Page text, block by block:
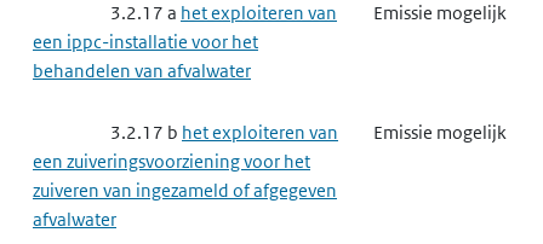
3.3.8Basischemie
een ippc-installatie voor het maken
van organisch-chemische producten
3.3.8 b
3.2.17 a het exploiteren van
een ippc-installatie voor het
behandelen van afvalwater
Emissie mogelijk
3.2.17 b het exploiteren van
een zuiveringsvoorziening voor het
zuiveren van ingezameld of afgegeven
afvalwater
Emissie mogelijk